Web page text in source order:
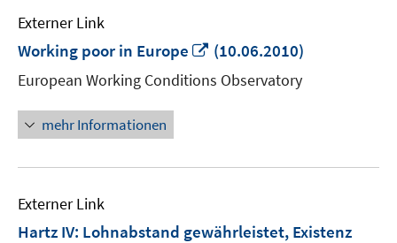
Externer Link
Working poor in Europe
In
neuem
Fenster
(10.06.2010)
European Working Conditions Observatory
mehr Informationen
Externer Link
Hartz IV: Lohnabstand gewährleistet, Existenz